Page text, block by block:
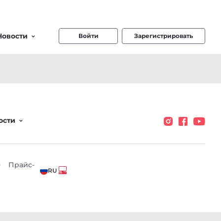
Войти Зарегистрировать
Прайс-
RU